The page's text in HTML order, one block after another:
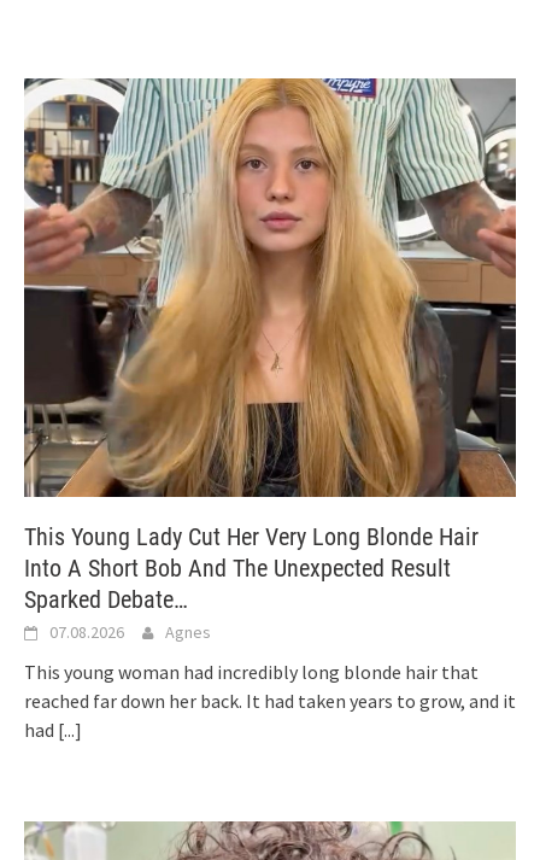
This Young Lady Cut Her Very Long Blonde Hair
Into A Short Bob And The Unexpected Result
Sparked Debate…
07.08.2026 Agnes
This young woman had incredibly long blonde hair that
reached far down her back. It had taken years to grow, and it
had [...]